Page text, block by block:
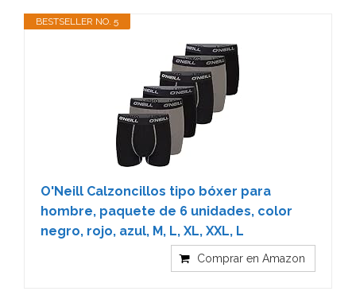
BESTSELLER NO. 5
O'Neill Calzoncillos tipo bóxer para
hombre, paquete de 6 unidades, color
negro, rojo, azul, M, L, XL, XXL, L
Comprar en Amazon